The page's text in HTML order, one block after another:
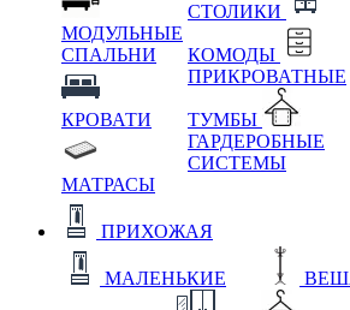
МОДУЛЬНЫЕ
СПАЛЬНИ
КРОВАТИ
МАТРАСЫ
СТОЛИКИ
КОМОДЫ
ПРИКРОВАТНЫЕ
ТУМБЫ
ГАРДЕРОБНЫЕ
СИСТЕМЫ
ПРИХОЖАЯ
МАЛЕНЬКИЕ